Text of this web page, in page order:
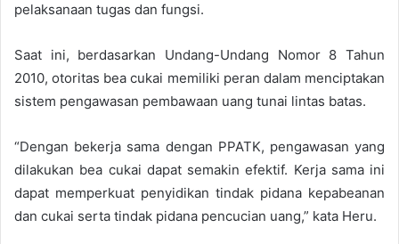
pelaksanaan tugas dan fungsi.
Saat ini, berdasarkan Undang-Undang Nomor 8 Tahun
2010, otoritas bea cukai memiliki peran dalam menciptakan
sistem pengawasan pembawaan uang tunai lintas batas.
“Dengan bekerja sama dengan PPATK, pengawasan yang
dilakukan bea cukai dapat semakin efektif. Kerja sama ini
dapat memperkuat penyidikan tindak pidana kepabeanan
dan cukai serta tindak pidana pencucian uang,” kata Heru.